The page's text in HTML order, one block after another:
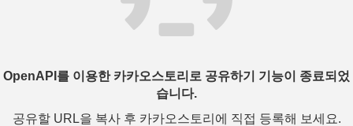
OpenAPI를 이용한 카카오스토리로 공유하기 기능이 종료되었
습니다.
공유할 URL을 복사 후 카카오스토리에 직접 등록해 보세요.